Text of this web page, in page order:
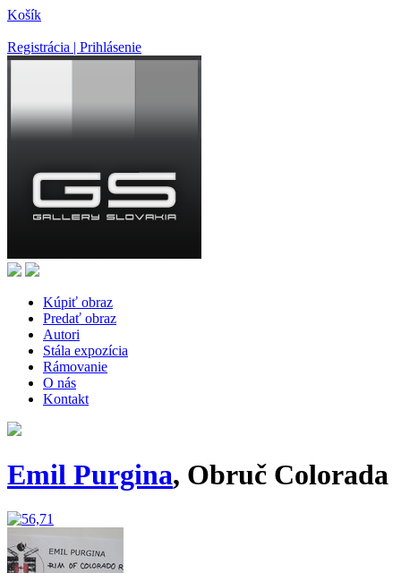
Košík
Registrácia | Prihlásenie
Kúpiť obraz
Predať obraz
Autori
Stála expozícia
Rámovanie
O nás
Kontakt
Emil Purgina, Obruč Colorada